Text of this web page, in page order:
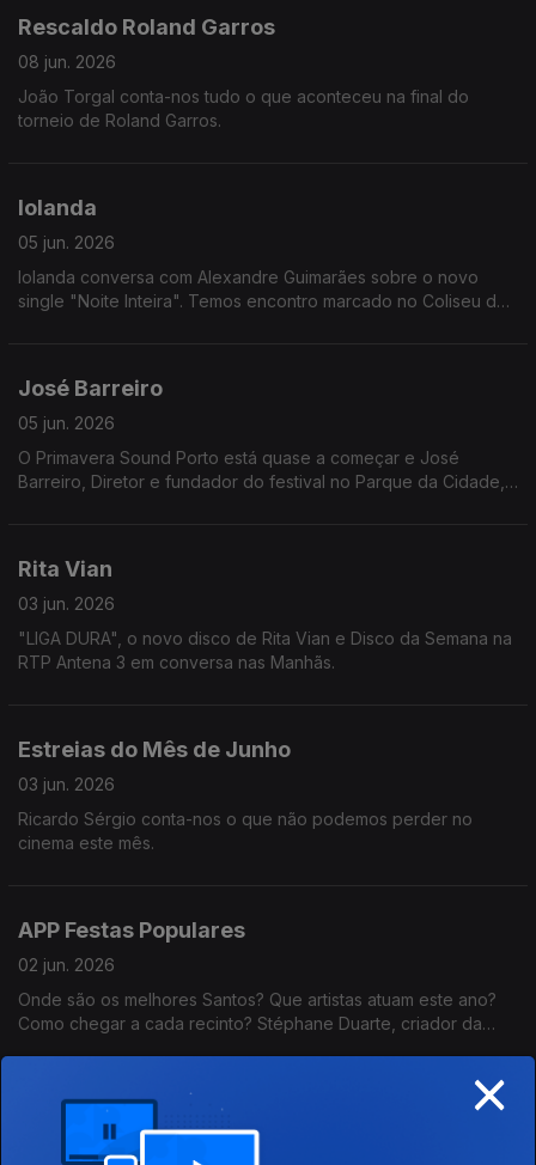
Rescaldo Roland Garros
08 jun. 2026
João Torgal conta-nos tudo o que aconteceu na final do
torneio de Roland Garros.
Iolanda
05 jun. 2026
Iolanda conversa com Alexandre Guimarães sobre o novo
single "Noite Inteira". Temos encontro marcado no Coliseu dos
José Barreiro
05 jun. 2026
O Primavera Sound Porto está quase a começar e José
Barreiro, Diretor e fundador do festival no Parque da Cidade,
Rita Vian
03 jun. 2026
"LIGA DURA", o novo disco de Rita Vian e Disco da Semana na
RTP Antena 3 em conversa nas Manhãs.
Estreias do Mês de Junho
03 jun. 2026
Ricardo Sérgio conta-nos o que não podemos perder no
cinema este mês.
APP Festas Populares
02 jun. 2026
Onde são os melhores Santos? Que artistas atuam este ano?
Como chegar a cada recinto? Stéphane Duarte, criador da
Ao Longe, o Fim do Mundo
01 jun. 2026
×